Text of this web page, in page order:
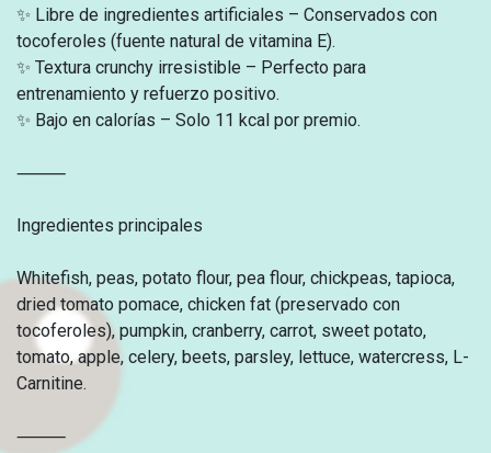
✨ Libre de ingredientes artificiales – Conservados con
tocoferoles (fuente natural de vitamina E).
✨ Textura crunchy irresistible – Perfecto para
entrenamiento y refuerzo positivo.
✨ Bajo en calorías – Solo 11 kcal por premio.
⸻
Ingredientes principales
Whitefish, peas, potato flour, pea flour, chickpeas, tapioca,
dried tomato pomace, chicken fat (preservado con
tocoferoles), pumpkin, cranberry, carrot, sweet potato,
tomato, apple, celery, beets, parsley, lettuce, watercress, L-
Carnitine.
⸻